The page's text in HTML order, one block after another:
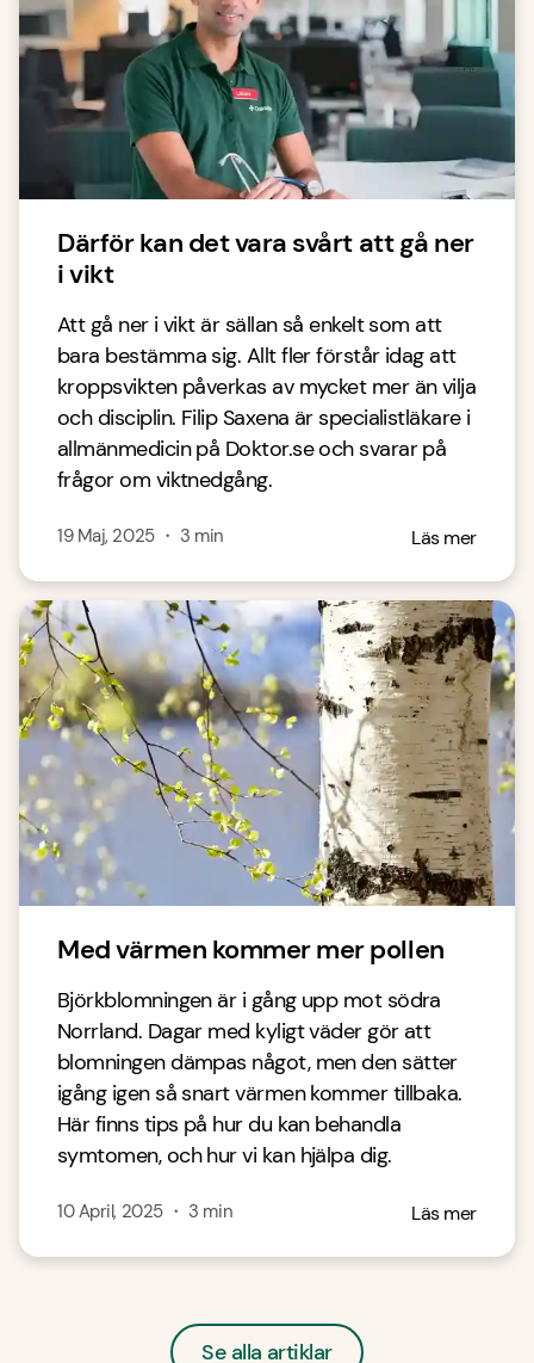
Därför kan det vara svårt att gå ner
i vikt
Att gå ner i vikt är sällan så enkelt som att
bara bestämma sig. Allt fler förstår idag att
kroppsvikten påverkas av mycket mer än vilja
och disciplin. Filip Saxena är specialistläkare i
allmänmedicin på Doktor.se och svarar på
frågor om viktnedgång.
19 Maj, 2025・ 3 min Läs mer
Med värmen kommer mer pollen
Björkblomningen är i gång upp mot södra
Norrland. Dagar med kyligt väder gör att
blomningen dämpas något, men den sätter
igång igen så snart värmen kommer tillbaka.
Här finns tips på hur du kan behandla
symtomen, och hur vi kan hjälpa dig.
10 April, 2025・ 3 min Läs mer
Se alla artiklar